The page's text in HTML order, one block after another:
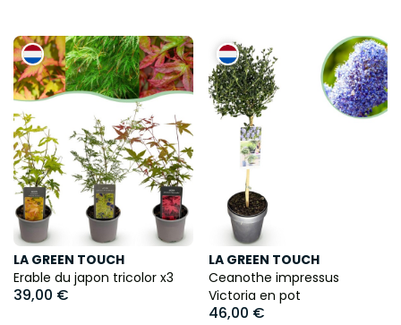
LA GREEN TOUCH
Erable du japon tricolor x3
39,00 €
LA GREEN TOUCH
Ceanothe impressus
Victoria en pot
46,00 €